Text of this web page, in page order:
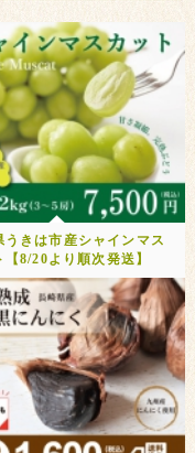
うきは市産シャインマス
【8/20より順次発送】